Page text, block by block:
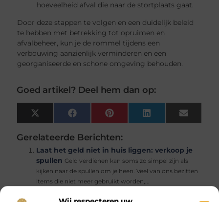
hoeveelheid afval die naar de stortplaats gaat.
Door deze stappen te volgen en een duidelijk beleid
te hebben met betrekking tot opruimen en
afvalbeheer, kun je de rommel tijdens een
verbouwing aanzienlijk verminderen en een
georganiseerde en schone omgeving behouden.
Goed artikel? Deel hem dan op:
X
(Twitter)
Facebook Pinterest LinkedIn Email
Gerelateerde Berichten:
Laat het geld niet in huis liggen: verkoop je
spullen Geld verdienen kan soms zo simpel zijn als
kijken naar de spullen om je heen. Veel van ons bezitten
items die niet meer gebruikt worden,...